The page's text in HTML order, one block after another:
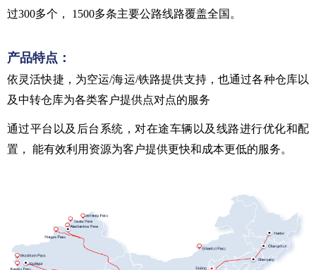
过300多个， 1500多条主要公路线路覆盖全国。
产品特点：
依灵活快捷，为空运/海运/铁路提供支持，也通过各种仓库以
及中转仓库为各类客户提供点对点的服务
通过平台以及后台系统，对在途车辆以及线路进行优化和配
置， 能有效利用资源为客户提供更快和成本更低的服务。